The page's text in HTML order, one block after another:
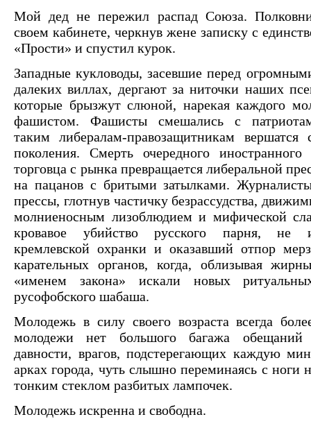
Мой дед не пережил распад Союза.
своем кабинете, черкнув жене записку с
«Прости» и спустил курок.
Западные кукловоды, засевшие перед
далеких виллах, дергают за ниточки наших
которые брызжут слюной, нарекая каждого
фашистом. Фашисты смешались с
таким либералам-правозащитникам вершатся
поколения. Смерть очередного иностранного
торговца с рынка превращается либеральной
на пацанов с бритыми затылками.
прессы, глотнув частичку безрассудства,
молниеносным лизоблюдием и мифической
кровавое убийство русского парня, не
кремлевской охранки и оказавший отпор
карательных органов, когда, облизывая
«именем закона» искали новых
русофобского шабаша.
Молодежь в силу своего возраста всегда
молодежи нет большого багажа обещаний
давности, врагов, подстерегающих каждую
арках города, чуть слышно переминаясь с ноги
тонким стеклом разбитых лампочек.
Молодежь искренна и свободна.